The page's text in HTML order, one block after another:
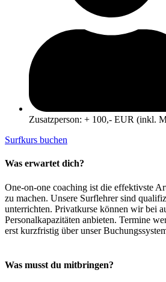
Zusatzperson: + 100,- EUR (inkl.
Surfkurs buchen
Was erwartet dich?
One-on-one coaching ist die effektivste
zu machen. Unsere Surflehrer sind
unterrichten. Privatkurse können wir bei
Personalkapazitäten anbieten. Termine
erst kurzfristig über unser
Was musst du mitbringen?